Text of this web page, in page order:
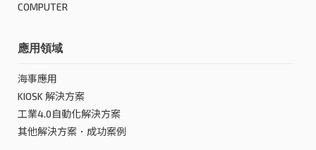
COMPUTER
應用領域
海事應用
KIOSK 解決方案
工業4.0自動化解決方案
其他解決方案．成功案例